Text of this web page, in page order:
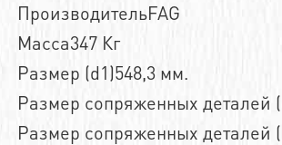
ПроизводительFAG
Масса347 Кг
Размер (d1)548,3 мм.
Размер сопряженных деталей
Размер сопряженных деталей